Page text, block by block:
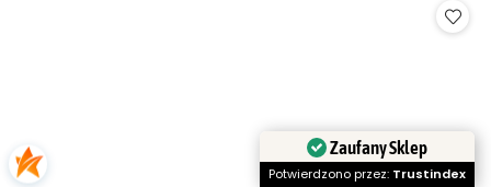
Zaufany Sklep
Potwierdzono przez: Trustindex